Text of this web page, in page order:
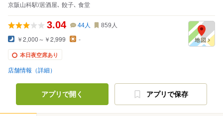
京阪山科駅/居酒屋､ 餃子､ 食堂
3.04 44人 859 人
￥2,000～￥2,999 -
本日夜空席あり
店舗情報（詳細）
アプリで開く アプリで保存